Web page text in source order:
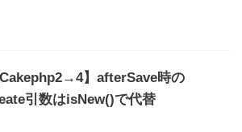
Cakephp2→4】afterSave時の
引数はisNew()で代替